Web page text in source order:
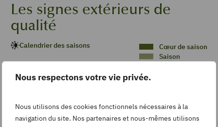
Nous respectons votre vie privée.
Nous utilisons des cookies fonctionnels nécessaires à la
navigation du site. Nos partenaires et nous-mêmes utilisons
Les signes extérieurs de
qualité
Calendrier des saisons
Cœur de saison
Saison
SAISONSAISONSAISONSAISON
SAISONSAISON
J F M J J A O N